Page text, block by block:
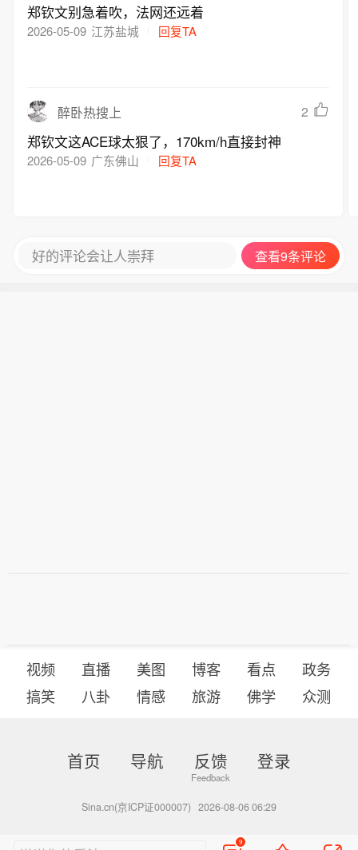
郑钦文别急着吹，法网还远着
2026-05-09 江苏盐城 回复TA
醉卧热搜上 2
郑钦文这ACE球太狠了，170km/h直接封神
2026-05-09 广东佛山 回复TA
好的评论会让人崇拜 查看9条评论
视频 直播 美图 博客 看点
政务
搞笑
八卦 情感 旅游 佛学 众测
首页 导航 反馈 登录
Sina.cn(京ICP证000007) 2026-08-06 06:29
9